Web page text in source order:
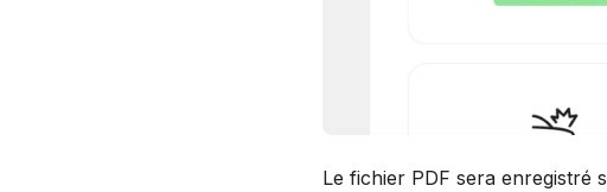
Le fichier PDF sera enregistré